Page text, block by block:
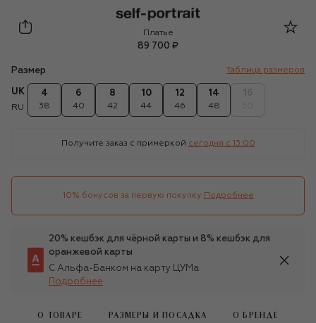
self-portrait
Платье
89 700 ₽
Размер Таблица размеров
UK
RU
4
38
6
40
8
42
10
44
12
46
14
48
Получите заказ с примеркой сегодня c 13:00
10% бонусов за первую покупку Подробнее
20% кешбэк для чёрной карты и 8% кешбэк для
оранжевой карты
С Альфа-Банком на карту ЦУМа
Подробнее
О ТОВАРЕ РАЗМЕРЫ И ПОСАДКА О БРЕНДЕ